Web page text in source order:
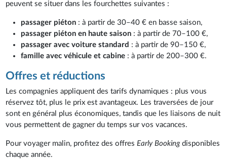
peuvent se situer dans les fourchettes suivantes :
passager piéton : à partir de 30–40 € en basse saison,
passager piéton en haute saison : à partir de 70–100 €,
passager avec voiture standard : à partir de 90–150 €,
famille avec véhicule et cabine : à partir de 200–300 €.
Offres et réductions
Les compagnies appliquent des tarifs dynamiques : plus vous
réservez tôt, plus le prix est avantageux. Les traversées de jour
sont en général plus économiques, tandis que les liaisons de nuit
vous permettent de gagner du temps sur vos vacances.
Pour voyager malin, profitez des offresEarly Booking disponibles
chaque année.